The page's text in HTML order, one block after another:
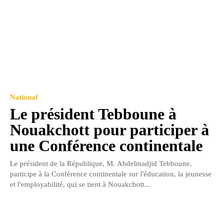
National
Le président Tebboune à
Nouakchott pour participer à
une Conférence continentale
Le président de la République, M. Abdelmadjid Tebboune,
participe à la Conférence continentale sur l'éducation, la jeunesse
et l'employabilité, qui se tient à Nouakchott...